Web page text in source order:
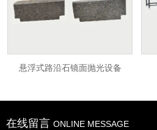
悬浮式路沿石镜面抛光设备
在线留言 ONLINE MESSAGE